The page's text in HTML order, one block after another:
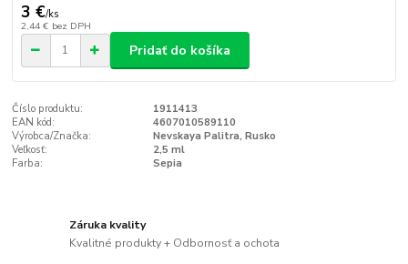
3 €/ks
2,44 € bez DPH
Pridať do košíka
Číslo produktu:
1911413
EAN kód:
4607010589110
Výrobca/Značka:
Nevskaya Palitra, Rusko
Veľkosť:
2,5 ml
Farba:
Sepia
Záruka kvality
Kvalitné produkty + Odbornosť a ochota